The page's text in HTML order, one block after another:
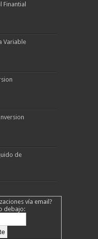
Variable
de
vía email?
debajo: